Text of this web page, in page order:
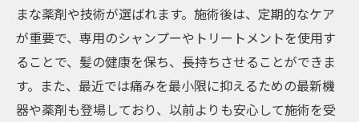
まな薬剤や技術が選ばれます。施術後は、定期的なケア
が重要で、専用のシャンプーやトリートメントを使用す
ることで、髪の健康を保ち、長持ちさせることができま
す。また、最近では痛みを最小限に抑えるための最新機
器や薬剤も登場しており、以前よりも安心して施術を受